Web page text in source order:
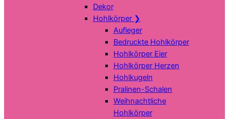
Dekor
Hohlkörper ❯
Aufleger
Bedruckte Hohlkörper
Hohlkörper Eier
Hohlkörper Herzen
Hohlkugeln
Pralinen-Schalen
Weihnachtliche
Hohlkörper